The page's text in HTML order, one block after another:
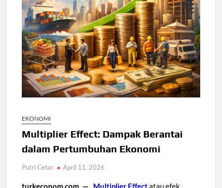
EKONOMI
Multiplier Effect: Dampak Berantai
dalam Pertumbuhan Ekonomi
Putri Cetar April 11, 2026
turkeconom.com — Multiplier Effectatau efek